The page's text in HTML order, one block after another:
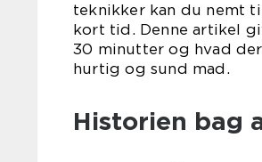
teknikker kan du nemt
kort tid. Denne artikel
30 minutter og hvad
hurtig og sund mad.
Historien bag